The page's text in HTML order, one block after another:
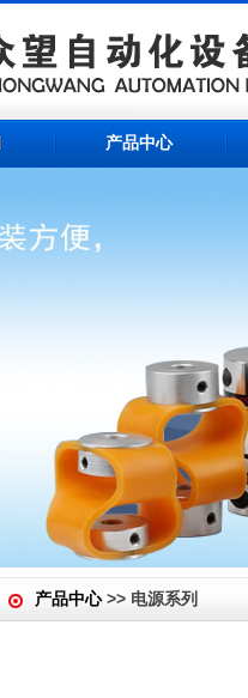
产品中心
产品中心>> 电源系列